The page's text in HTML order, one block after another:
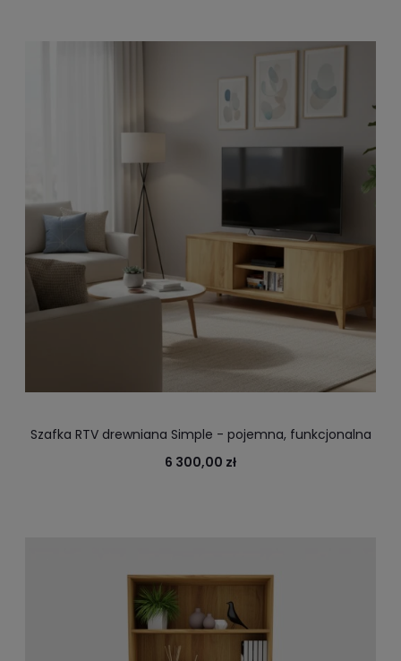
Szafka RTV drewniana Simple - pojemna, funkcjonalna
szafka RTV, wykonana z litego drewna najwyższej jakości
6 300,00 zł